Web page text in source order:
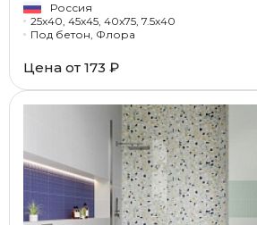
Россия
25x40, 45x45, 40x75, 7.5x40
Под бетон, Флора
Цена от 173 ₽